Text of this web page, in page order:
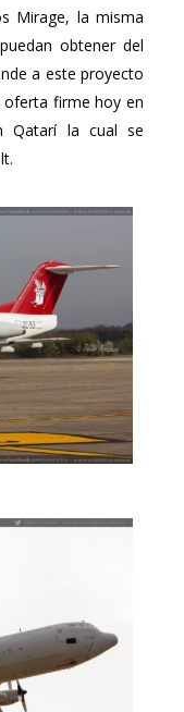
Mirage, la misma
obtener del
a este proyecto
oferta firme hoy en
Qatarí la cual se